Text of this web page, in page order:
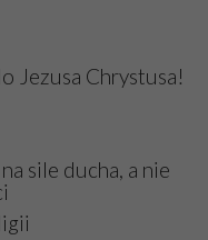
Jezusa Chrystusa!
sile ducha, a nie